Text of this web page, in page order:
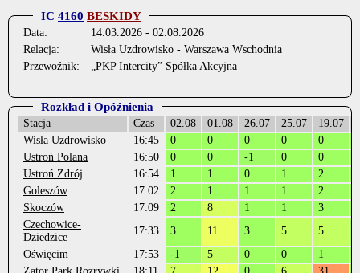
IC 4160 BESKIDY
Data:
14.03.2026 - 02.08.2026
Relacja:
Wisła Uzdrowisko - Warszawa Wschodnia
Przewoźnik:
„PKP Intercity” Spółka Akcyjna
Rozkład i Opóźnienia
Stacja Czas 02.08 01.08 26.07 25.07 19.07
Wisła Uzdrowisko
16:45 0 0 0 0 0
Ustroń Polana
16:50 0 0 -1 0 0
Ustroń Zdrój
16:54 1 1 0 1 2
Goleszów
17:02 2 1 1 1 2
Skoczów
17:09 2 8 1 1 3
Czechowice-
Dziedzice
17:33 3 11 3 5 5
Oświęcim
17:53 -1 5 0 0 1